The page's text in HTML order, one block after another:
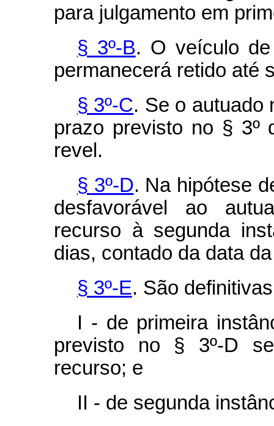
para julgamento em
§ 3º-B. O veículo
permanecerá retido até
§ 3º-C. Se o autuado
prazo previsto no § 3º
revel.
§ 3º-D. Na hipótese
desfavorável ao
recurso à segunda
dias, contado da data
§ 3º-E. São
I - de primeira
previsto no § 3º-D
recurso; e
II - de segunda